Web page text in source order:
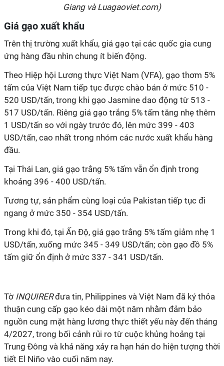
Giang và Luagaoviet.com)
Giá gạo xuất khẩu
Trên thị trường xuất khẩu, giá gạo tại các quốc gia cung
ứng hàng đầu nhìn chung ít biến động.
Theo Hiệp hội Lương thực Việt Nam (VFA), gạo thơm 5%
tấm của Việt Nam tiếp tục được chào bán ở mức 510 -
520 USD/tấn, trong khi gạo Jasmine dao động từ 513 -
517 USD/tấn. Riêng giá gạo trắng 5% tấm tăng nhẹ thêm
1 USD/tấn so với ngày trước đó, lên mức 399 - 403
USD/tấn, cao nhất trong nhóm các nước xuất khẩu hàng
đầu.
Tại Thái Lan, giá gạo trắng 5% tấm vẫn ổn định trong
khoảng 396 - 400 USD/tấn.
Tương tự, sản phẩm cùng loại của Pakistan tiếp tục đi
ngang ở mức 350 - 354 USD/tấn.
Trong khi đó, tại Ấn Độ, giá gạo trắng 5% tấm giảm nhẹ 1
USD/tấn, xuống mức 345 - 349 USD/tấn; còn gạo đồ 5%
tấm giữ ổn định ở mức 337 - 341 USD/tấn.
Tờ INQUIRERđưa tin, Philippines và Việt Nam đã ký thỏa
thuận cung cấp gạo kéo dài một năm nhằm đảm bảo
nguồn cung mặt hàng lương thực thiết yếu này đến tháng
4/2027, trong bối cảnh rủi ro từ cuộc khủng hoảng tại
Trung Đông và khả năng xảy ra hạn hán do hiện tượng thời
tiết El Niño vào cuối năm nay.